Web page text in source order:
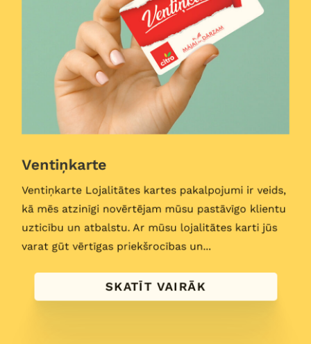
Ventiņkarte
Ventiņkarte Lojalitātes kartes pakalpojumi ir veids,
kā mēs atzinīgi novērtējam mūsu pastāvīgo klientu
uzticību un atbalstu. Ar mūsu lojalitātes karti jūs
varat gūt vērtīgas priekšrocības un...
SKATĪT VAIRĀK